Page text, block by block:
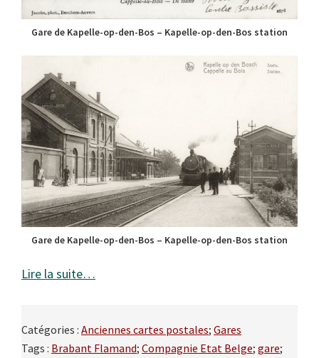
Gare de Kapelle-op-den-Bos – Kapelle-op-den-Bos station
Gare de Kapelle-op-den-Bos – Kapelle-op-den-Bos station
Lire la suite…
Catégories : Anciennes cartes postales; Gares
Tags : Brabant Flamand; Compagnie Etat Belge; gare;